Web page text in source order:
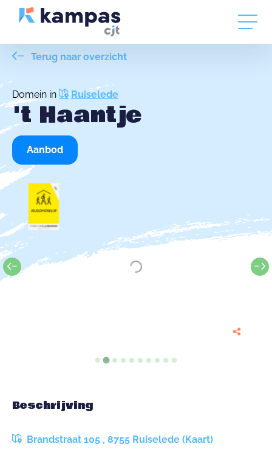
Terug naar overzicht
Domein in Ruiselede
't Haantje
Aanbod
Beschrijving
Brandstraat 105 , 8755 Ruiselede (Kaart)